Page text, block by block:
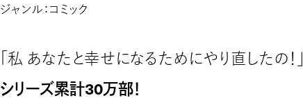
ジャンル：コミック
「私 あなたと幸せになるためにやり直したの！」
シリーズ累計30万部！